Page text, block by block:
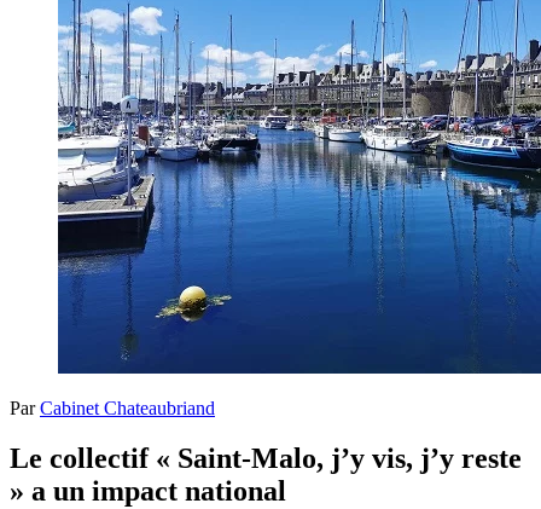
Par Cabinet Chateaubriand
Le collectif « Saint-Malo, j’y vis, j’y reste
» a un impact national